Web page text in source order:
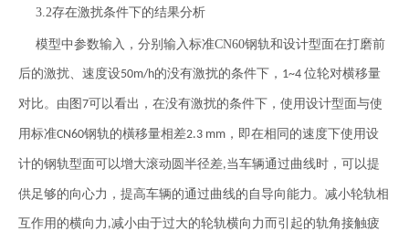
3.2存在激扰条件下的结果分析
模型中参数输入，分别输入标准CN60钢轨和设计型面在打磨前
后的激扰、速度设50m/h的没有激扰的条件下， 1~4 位轮对横移量
对比。由图 7可以看出，在没有激扰的条件下，使用设计型面与使
用标准CN60钢轨的橫移量相差2.3 mm ，即在相同的速度下使用设
计的钢轨型面可以增大滚动圆半径差,当车辆通过曲线时，可以提
供足够的向心力，提高车辆的通过曲线的自导向能力。减小轮轨相
互作用的横向力 ,减小由于过大的轮轨横向力而引起的轨角接触疲